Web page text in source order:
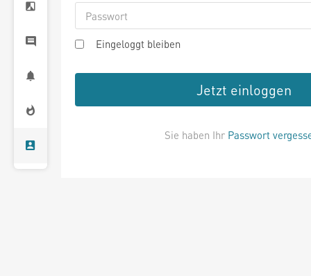
Eingeloggt bleiben
Jetzt einloggen
Sie haben Ihr Passwort